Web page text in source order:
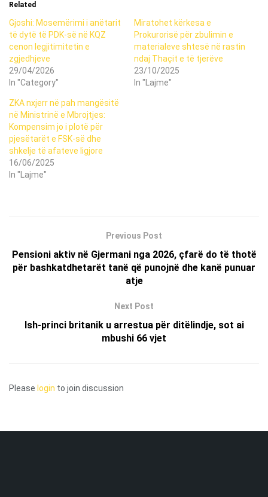
Related
Gjoshi: Mosemërimi i anëtarit
të dytë të PDK-së në KQZ
cenon legjitimitetin e
zgjedhjeve
29/04/2026
In "Category"
Miratohet kërkesa e
Prokurorisë për zbulimin e
materialeve shtesë në rastin
ndaj Thaçit e të tjerëve
23/10/2025
In "Lajme"
ZKA nxjerr në pah mangësitë
në Ministrinë e Mbrojtjes:
Kompensim jo i plotë për
pjesëtarët e FSK-së dhe
shkelje të afateve ligjore
16/06/2025
In "Lajme"
Previous Post
Pensioni aktiv në Gjermani nga 2026, çfarë do të thotë
për bashkatdhetarët tanë që punojnë dhe kanë punuar
atje
Next Post
Ish-princi britanik u arrestua për ditëlindje, sot ai
mbushi 66 vjet
Please login to join discussion